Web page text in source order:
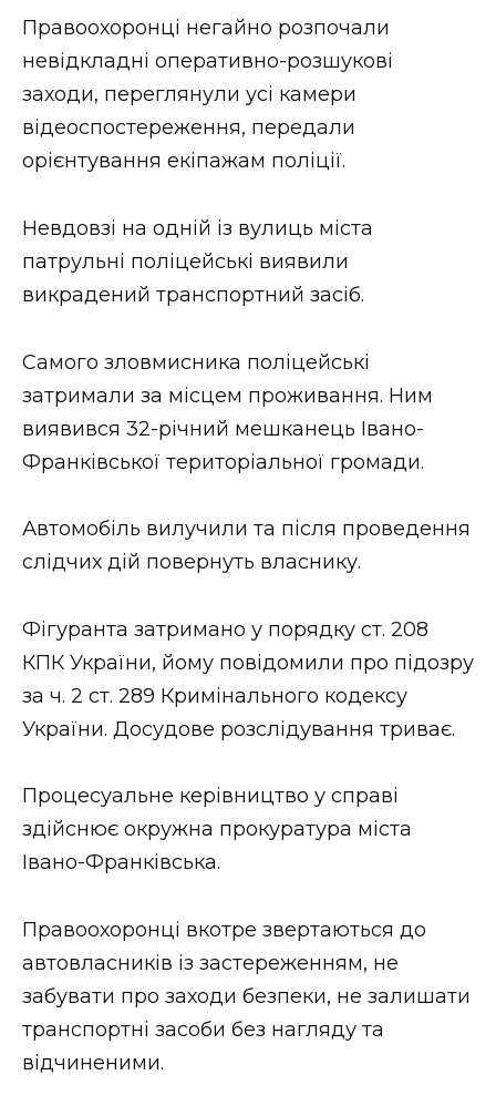
Правоохоронці негайно розпочали
невідкладні оперативно-розшукові
заходи, переглянули усі камери
відеоспостереження, передали
орієнтування екіпажам поліції.
Невдовзі на одній із вулиць міста
патрульні поліцейські виявили
викрадений транспортний засіб.
Самого зловмисника поліцейські
затримали за місцем проживання. Ним
виявився 32-річний мешканець Івано-
Франківської територіальної громади.
Автомобіль вилучили та після проведення
слідчих дій повернуть власнику.
Фігуранта затримано у порядку ст. 208
КПК України, йому повідомили про підозру
за ч. 2 ст. 289 Кримінального кодексу
України. Досудове розслідування триває.
Процесуальне керівництво у справі
здійснює окружна прокуратура міста
Івано-Франківська.
Правоохоронці вкотре звертаються до
автовласників із застереженням, не
забувати про заходи безпеки, не залишати
транспортні засоби без нагляду та
відчиненими.